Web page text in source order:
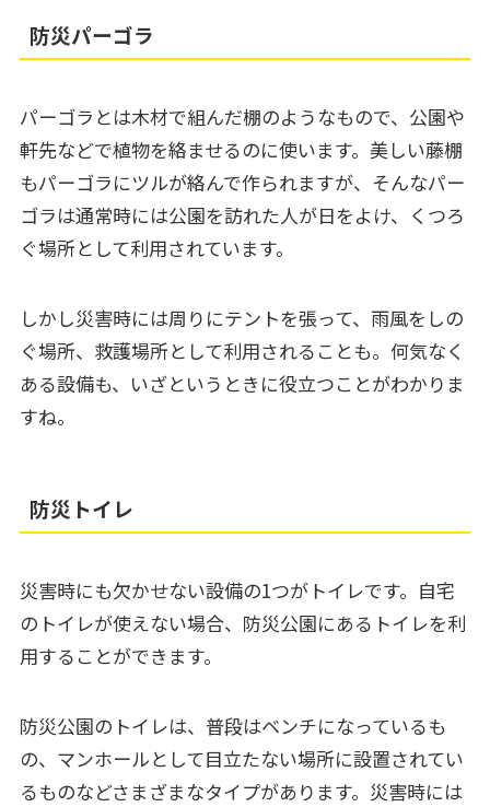
防災パーゴラ
パーゴラとは木材で組んだ棚のようなもので、公園や
軒先などで植物を絡ませるのに使います。美しい藤棚
もパーゴラにツルが絡んで作られますが、そんなパー
ゴラは通常時には公園を訪れた人が日をよけ、くつろ
ぐ場所として利用されています。
しかし災害時には周りにテントを張って、雨風をしの
ぐ場所、救護場所として利用されることも。何気なく
ある設備も、いざというときに役立つことがわかりま
すね。
防災トイレ
災害時にも欠かせない設備の1つがトイレです。自宅
のトイレが使えない場合、防災公園にあるトイレを利
用することができます。
防災公園のトイレは、普段はベンチになっているも
の、マンホールとして目立たない場所に設置されてい
るものなどさまざまなタイプがあります。災害時には